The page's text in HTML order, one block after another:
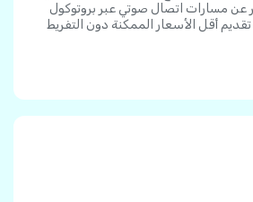
عن مسارات اتصال صوتي عبر بروتوكول
تقديم أقل الأسعار الممكنة دون التفريط